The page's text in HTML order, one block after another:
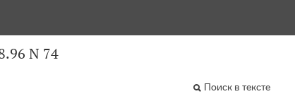
N 74
Поиск в тексте